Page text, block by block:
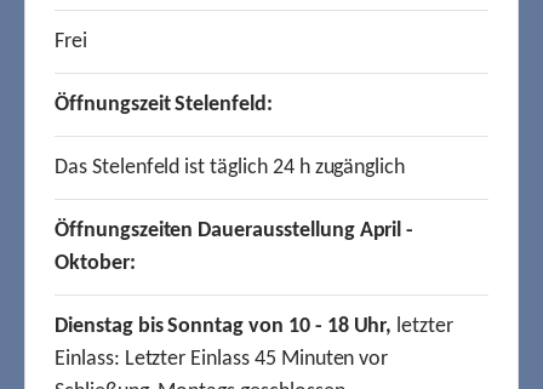
Frei
Öffnungszeit Stelenfeld:
Das Stelenfeld ist täglich 24 h zugänglich
Öffnungszeiten Dauerausstellung April -
Oktober:
Dienstag bis Sonntag von 10 - 18 Uhr, letzter
Einlass: Letzter Einlass 45 Minuten vor